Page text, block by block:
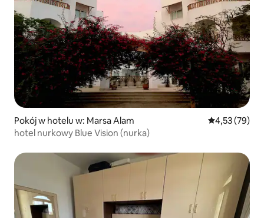
Pokój w hotelu w: Marsa Alam Średnia
4,53 (79)
hotel nurkowy Blue Vision (nurka)